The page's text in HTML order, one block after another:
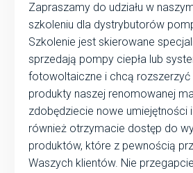
Zapraszamy do udziału w
szkoleniu dla dystrybutorów
Szkolenie jest skierowane
sprzedają pompy ciepła lub
fotowoltaiczne i chcą
produkty naszej renomowanej
zdobędziecie nowe umiejętności
również otrzymacie dostęp do
produktów, które z pewnością
Waszych klientów. Nie